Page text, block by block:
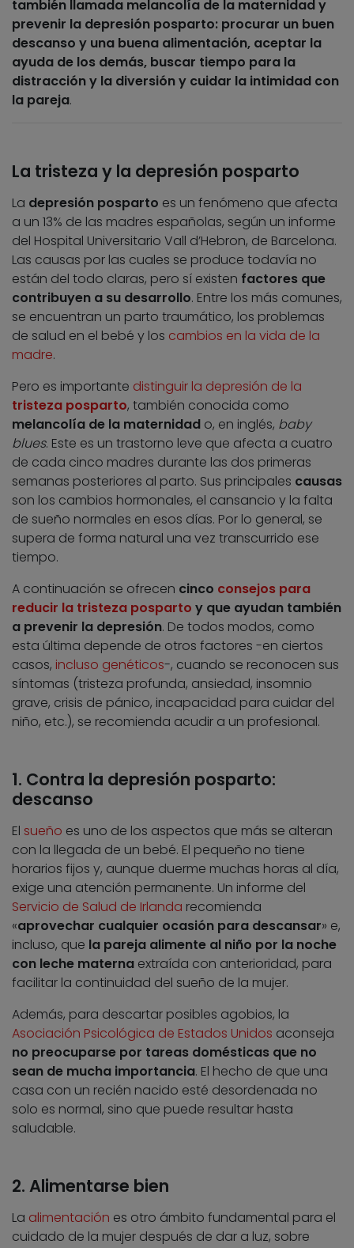
también llamada melancolía de la maternidad y
prevenir la depresión posparto: procurar un buen
descanso y una buena alimentación, aceptar la
ayuda de los demás, buscar tiempo para la
distracción y la diversión y cuidar la intimidad con
la pareja.
La tristeza y la depresión posparto
La depresión posparto es un fenómeno que afecta
a un 13% de las madres españolas, según un informe
del Hospital Universitario Vall d’Hebron, de Barcelona.
Las causas por las cuales se produce todavía no
están del todo claras, pero sí existen factores que
contribuyen a su desarrollo. Entre los más comunes,
se encuentran un parto traumático, los problemas
de salud en el bebé y los cambios en la vida de la
madre.
Pero es importante distinguir la depresión de la
tristeza posparto, también conocida como
melancolía de la maternidad o, en inglés, baby
blues. Este es un trastorno leve que afecta a cuatro
de cada cinco madres durante las dos primeras
semanas posteriores al parto. Sus principales causas
son los cambios hormonales, el cansancio y la falta
de sueño normales en esos días. Por lo general, se
supera de forma natural una vez transcurrido ese
tiempo.
A continuación se ofrecen cinco consejos para
reducir la tristeza posparto y que ayudan también
a prevenir la depresión. De todos modos, como
esta última depende de otros factores -en ciertos
casos, incluso genéticos-, cuando se reconocen sus
síntomas (tristeza profunda, ansiedad, insomnio
grave, crisis de pánico, incapacidad para cuidar del
niño, etc.), se recomienda acudir a un profesional.
1. Contra la depresión posparto:
descanso
El sueño es uno de los aspectos que más se alteran
con la llegada de un bebé. El pequeño no tiene
horarios fijos y, aunque duerme muchas horas al día,
exige una atención permanente. Un informe del
Servicio de Salud de Irlanda recomienda
«aprovechar cualquier ocasión para descansar» e,
incluso, que la pareja alimente al niño por la noche
con leche materna extraída con anterioridad, para
facilitar la continuidad del sueño de la mujer.
Además, para descartar posibles agobios, la
Asociación Psicológica de Estados Unidos aconseja
no preocuparse por tareas domésticas que no
sean de mucha importancia. El hecho de que una
casa con un recién nacido esté desordenada no
solo es normal, sino que puede resultar hasta
saludable.
2. Alimentarse bien
La alimentación es otro ámbito fundamental para el
cuidado de la mujer después de dar a luz, sobre